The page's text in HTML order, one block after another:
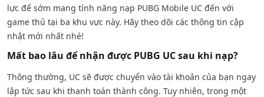
lực để sớm mang tính năng nạp PUBG Mobile UC đến với
game thủ tại ba khu vực này. Hãy theo dõi các thông tin cập
nhật mới nhất nhé!
Mất bao lâu để nhận được PUBG UC sau khi nạp?
Thông thường, UC sẽ được chuyển vào tài khoản của bạn ngay
lập tức sau khi thanh toán thành công. Tuy nhiên, trong một